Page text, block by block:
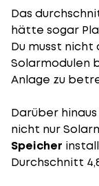
Das
hätte sogar
Du musst
Solarmodulen
Anlage zu
Darüber
nicht nur
Speicher
Durchschnitt